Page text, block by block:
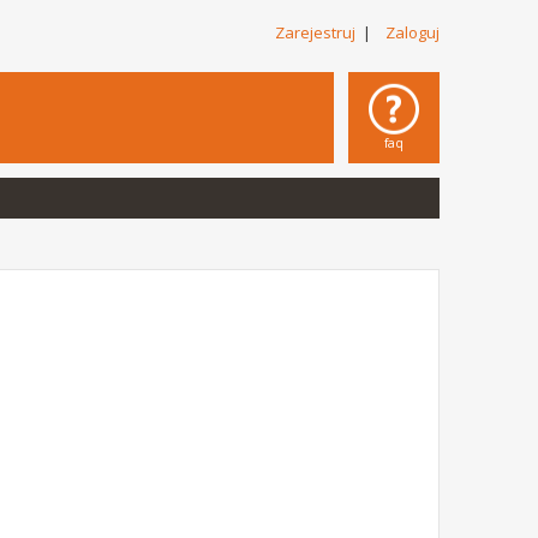
Zarejestruj | Zaloguj
faq